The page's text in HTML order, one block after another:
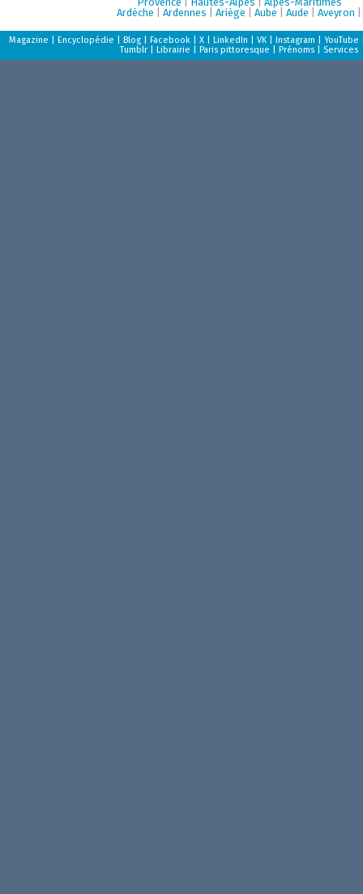
Ardèche
Ardennes Ariège Aube Aude Aveyron
Magazine Encyclopédie Blog Facebook X LinkedIn VK Instagram YouTube
Tumblr
Librairie Paris pittoresque Prénoms Services